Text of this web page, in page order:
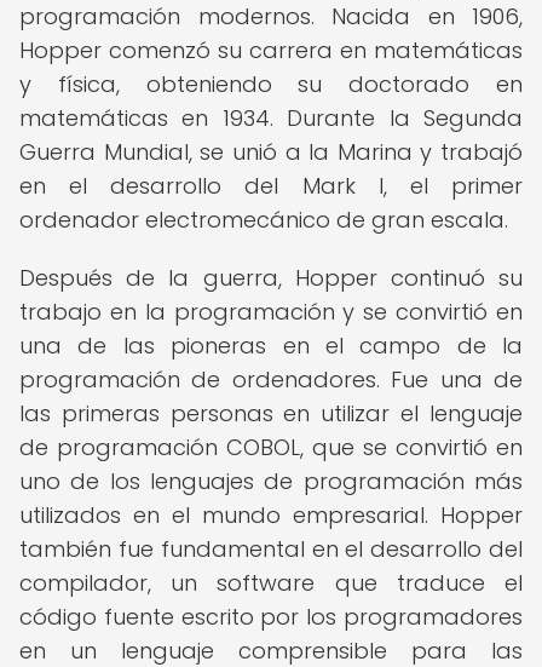
programación modernos. Nacida en 1906,
Hopper comenzó su carrera en matemáticas
y física, obteniendo su doctorado en
matemáticas en 1934. Durante la Segunda
Guerra Mundial, se unió a la Marina y trabajó
en el desarrollo del Mark I, el primer
ordenador electromecánico de gran escala.
Después de la guerra, Hopper continuó su
trabajo en la programación y se convirtió en
una de las pioneras en el campo de la
programación de ordenadores. Fue una de
las primeras personas en utilizar el lenguaje
de programación COBOL, que se convirtió en
uno de los lenguajes de programación más
utilizados en el mundo empresarial. Hopper
también fue fundamental en el desarrollo del
compilador, un software que traduce el
código fuente escrito por los programadores
en un lenguaje comprensible para las